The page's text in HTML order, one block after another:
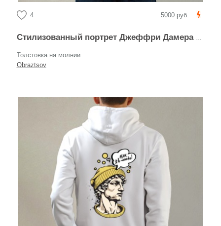
4 5000 руб.
Стилизованный портрет Джеффри Дамера в круге
Толстовка на молнии
Obraztsov